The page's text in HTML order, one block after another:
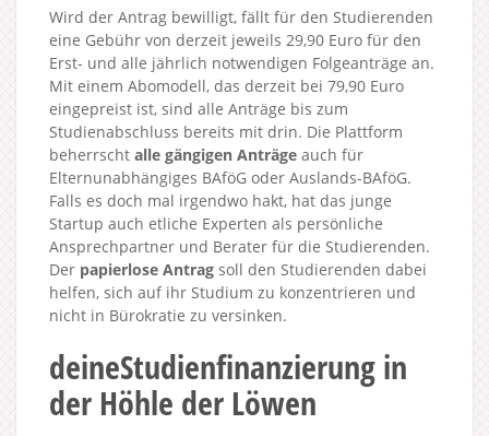
Wird der Antrag bewilligt, fällt für den Studierenden
eine Gebühr von derzeit jeweils 29,90 Euro für den
Erst- und alle jährlich notwendigen Folgeanträge an.
Mit einem Abomodell, das derzeit bei 79,90 Euro
eingepreist ist, sind alle Anträge bis zum
Studienabschluss bereits mit drin. Die Plattform
beherrscht alle gängigen Anträge auch für
Elternunabhängiges BAföG oder Auslands-BAföG.
Falls es doch mal irgendwo hakt, hat das junge
Startup auch etliche Experten als persönliche
Ansprechpartner und Berater für die Studierenden.
Der papierlose Antrag soll den Studierenden dabei
helfen, sich auf ihr Studium zu konzentrieren und
nicht in Bürokratie zu versinken.
deineStudienfinanzierung in
der Höhle der Löwen